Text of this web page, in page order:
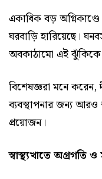
একাধিক বড়
ঘরবাড়ি হারিয়েছে।
অবকাঠামো এই ঝুঁকিকে
বিশেষজ্ঞরা মনে করেন,
ব্যবস্থাপনার জন্য আরও
প্রয়োজন।
স্বাস্থ্যখাতে অগ্রগতি ও